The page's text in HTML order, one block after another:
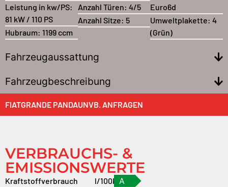
Leistung in kw/PS:
81 kW / 110 PS
Hubraum: 1199 ccm
Anzahl Türen: 4/5
Anzahl Sitze: 5
Euro6d
Umweltplakette: 4
(Grün)
Fahrzeugaussattung
Fahrzeugbeschreibung
FIATGRANDE PANDAUNVB. ANFRAGEN
VERBRAUCHS- &
EMISSIONSWERTE
Kraftstoffverbrauch
l/100km
A